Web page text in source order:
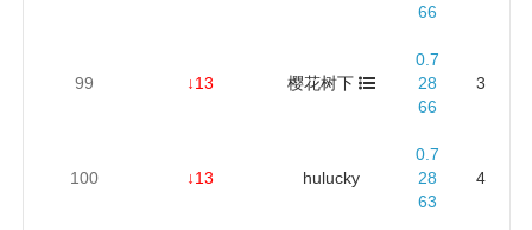
66
99 ↓13 樱花树下
0.7
28
66
3
100 ↓13 hulucky
0.7
28
63
4